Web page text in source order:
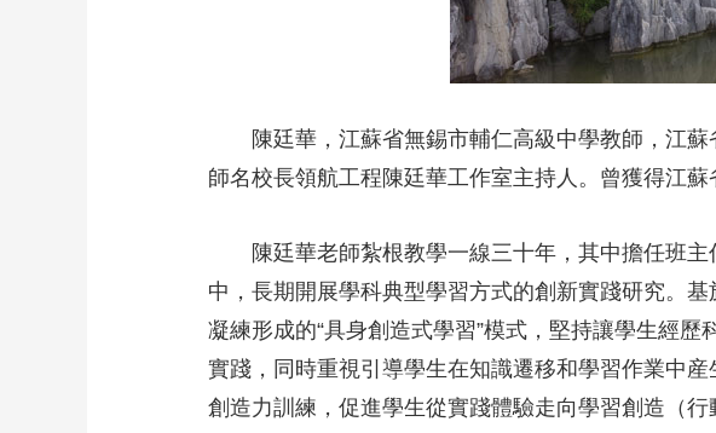
直播 節目單 欄目 片庫 收視榜 總台
陳廷華，江蘇省無錫市輔仁高級中學教師，江
師名校長領航工程陳廷華工作室主持人。曾獲得江
陳廷華老師紮根教學一線三十年，其中擔任班
中，長期開展學科典型學習方式的創新實踐研究。
凝練形成的“具身創造式學習”模式，堅持讓學生經
實踐，同時重視引導學生在知識遷移和學習作業中
創造力訓練，促進學生從實踐體驗走向學習創造（